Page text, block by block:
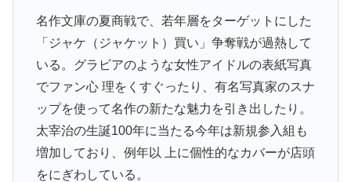
名作文庫の夏商戦で、若年層をターゲットにした
「ジャケ（ジャケット）買い」争奪戦が過熱して
いる。グラビアのような女性アイドルの表紙写真
でファン心 理をくすぐったり、有名写真家のスナ
ップを使って名作の新たな魅力を引き出したり。
太宰治の生誕100年に当たる今年は新規参入組も
増加しており、例年以 上に個性的なカバーが店頭
をにぎわしている。